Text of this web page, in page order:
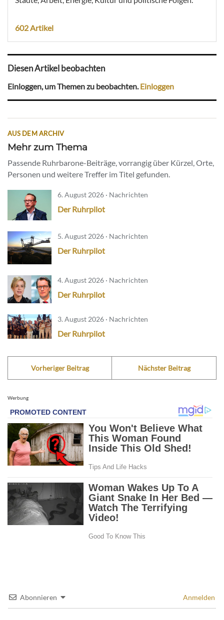
602 Artikel
Diesen Artikel beobachten
Einloggen, um Themen zu beobachten.Einloggen
AUS DEM ARCHIV
Mehr zum Thema
Passende Ruhrbarone-Beiträge, vorrangig über Kürzel, Orte,
Personen und weitere Treffer im Titel gefunden.
6. August 2026 · Nachrichten
Der Ruhrpilot
5. August 2026 · Nachrichten
Der Ruhrpilot
4. August 2026 · Nachrichten
Der Ruhrpilot
3. August 2026 · Nachrichten
Der Ruhrpilot
Vorheriger Beitrag Nächster Beitrag
Werbung
Abonnieren Anmelden